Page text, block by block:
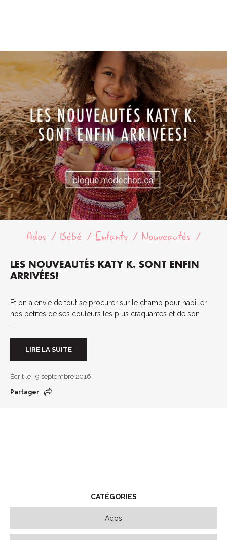
Ados Bébé Enfants Nouveautés
LES NOUVEAUTÉS KATY K. SONT ENFIN
ARRIVÉES!
Et on a envie de tout se procurer sur le champ pour habiller
nos petites de ses couleurs les plus craquantes et de son
LIRE LA SUITE
Écrit le : 9 septembre 2016
Partager
CATÉGORIES
Ados